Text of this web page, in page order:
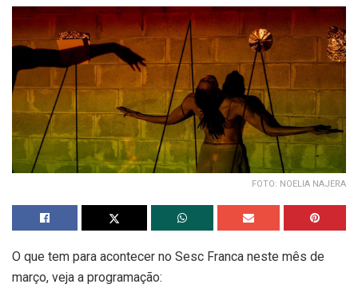
FOTO: NOELIA NAJERA
O que tem para acontecer no Sesc Franca neste mês de
março, veja a programação: